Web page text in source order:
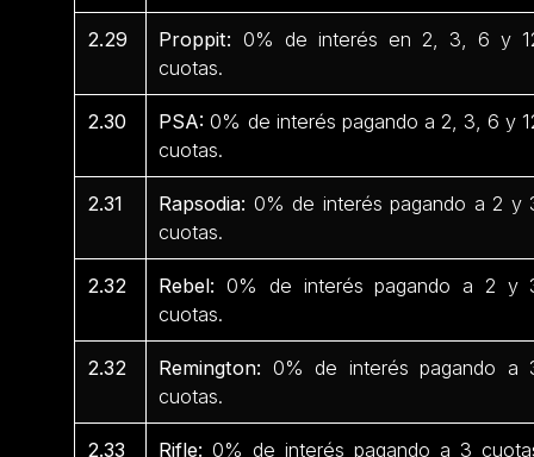
2.29 Proppit: 0% de interés en 2, 3, 6 y
cuotas.
2.30 PSA: 0% de interés pagando a 2, 3, 6 y
cuotas.
2.31 Rapsodia: 0% de interés pagando a 2 y
cuotas.
2.32 Rebel: 0% de interés pagando a 2 y
cuotas.
2.32 Remington: 0% de interés pagando a
cuotas.
2.33 Rifle:0% de interés pagando a 3